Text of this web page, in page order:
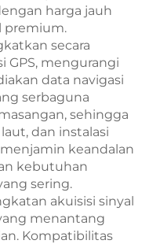
harga jauh
premium.
secara
GPS, mengurangi
data navigasi
serbaguna
sehingga
dan instalasi
keandalan
kebutuhan
sering.
akuisisi sinyal
menantang
Kompatibilitas